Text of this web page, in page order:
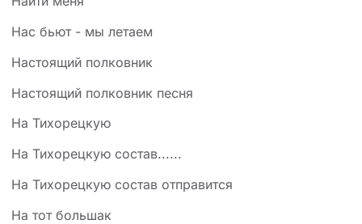
Нас бьют - мы летаем
Настоящий полковник
Настоящий полковник песня
На Тихорецкую
На Тихорецкую состав......
На Тихорецкую состав отправится
На тот большак